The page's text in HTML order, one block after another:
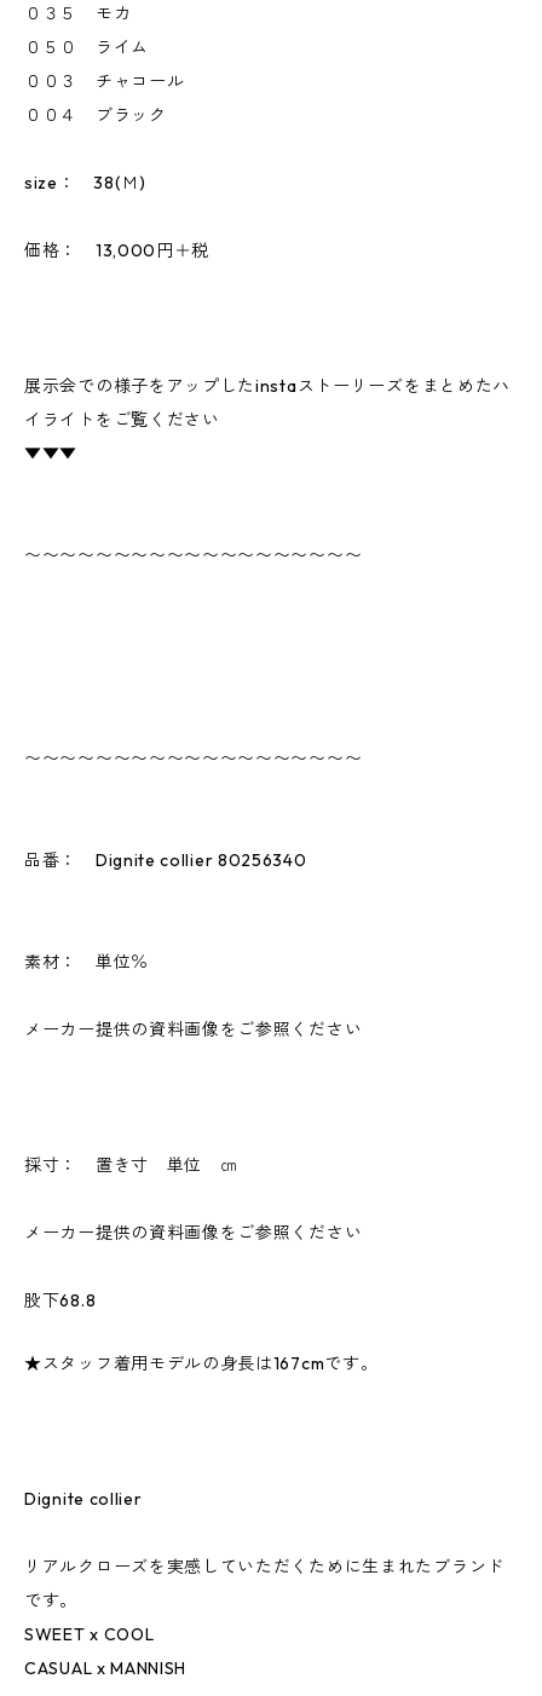
０３５ モカ
０５０ ライム
００３ チャコール
００４ ブラック
size： 38(Ｍ)
価格： 13,000円＋税
展示会での様子をアップしたinstaストーリーズをまとめたハ
イライトをご覧ください
▼▼▼
〜〜〜〜〜〜〜〜〜〜〜〜〜〜〜〜〜〜〜
〜〜〜〜〜〜〜〜〜〜〜〜〜〜〜〜〜〜〜
品番： Dignite collier 80256340
素材： 単位％
メーカー提供の資料画像をご参照ください
採寸： 置き寸 単位 ㎝
メーカー提供の資料画像をご参照ください
股下68.8
★スタッフ着用モデルの身長は167cmです。
Dignite collier
リアルクローズを実感していただくために生まれたブランド
です。
SWEET x COOL
CASUAL x MANNISH